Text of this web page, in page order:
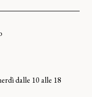
dalle 10 alle 18